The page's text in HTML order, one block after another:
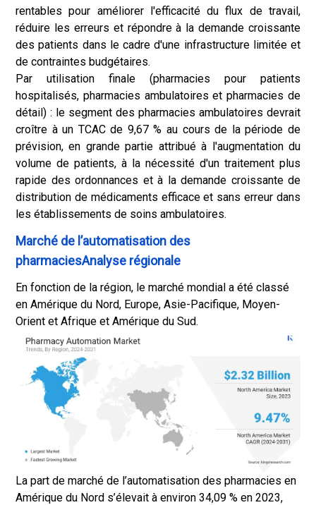
rentables pour améliorer l'efficacité du flux de travail,
réduire les erreurs et répondre à la demande croissante
des patients dans le cadre d'une infrastructure limitée et
de contraintes budgétaires.
Par utilisation finale (pharmacies pour patients
hospitalisés, pharmacies ambulatoires et pharmacies de
détail) : le segment des pharmacies ambulatoires devrait
croître à un TCAC de 9,67 % au cours de la période de
prévision, en grande partie attribué à l'augmentation du
volume de patients, à la nécessité d'un traitement plus
rapide des ordonnances et à la demande croissante de
distribution de médicaments efficace et sans erreur dans
les établissements de soins ambulatoires.
Marché de l’automatisation des
pharmaciesAnalyse régionale
En fonction de la région, le marché mondial a été classé
en Amérique du Nord, Europe, Asie-Pacifique, Moyen-
Orient et Afrique et Amérique du Sud.
La part de marché de l’automatisation des pharmacies en
Amérique du Nord s’élevait à environ 34,09 % en 2023,